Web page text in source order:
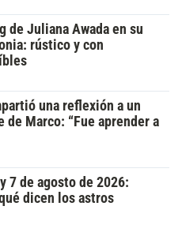
de Juliana Awada en su
rústico y con
una reflexión a un
de Marco: “Fue aprender a
7 de agosto de 2026:
dicen los astros